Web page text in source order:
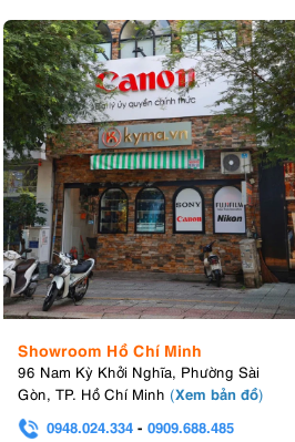
Showroom Hồ Chí Minh
96 Nam Kỳ Khởi Nghĩa, Phường Sài
Gòn, TP. Hồ Chí Minh (Xem bản đồ)
0948.024.334 - 0909.688.485